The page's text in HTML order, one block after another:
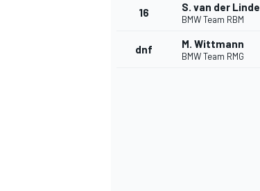
16 S. van der Linde
BMW Team RBM
dnf M. Wittmann
BMW Team RMG